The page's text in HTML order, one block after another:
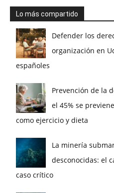
Lo más compartido
Defender los
organización en
españoles
Prevención de la
el 45% se
como ejercicio y dieta
La minería
desconocidas: el
caso crítico